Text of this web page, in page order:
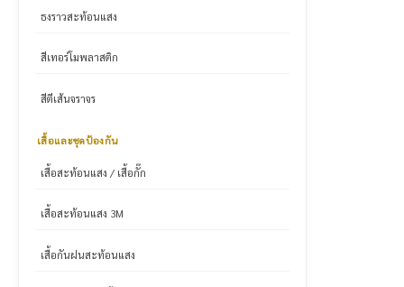
ธงราวสะท้อนแสง
สีเทอร์โมพลาสติก
สีตีเส้นจราจร
เสื้อและชุดป้องกัน
เสื้อสะท้อนแสง / เสื้อกั๊ก
เสื้อสะท้อนแสง 3M
เสื้อกันฝนสะท้อนแสง